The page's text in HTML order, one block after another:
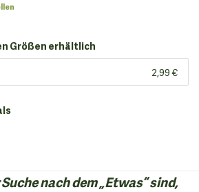
Größen erhältlich
2,99 €
nach dem „Etwas“ sind,